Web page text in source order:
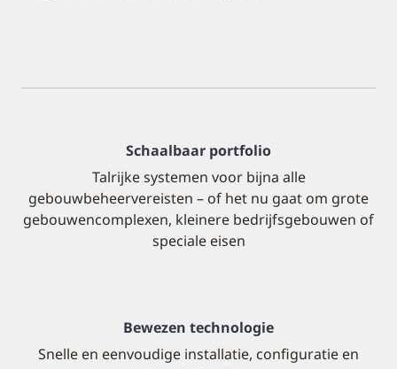
Schaalbaar portfolio
Talrijke systemen voor bijna alle
gebouwbeheervereisten – of het nu gaat om grote
gebouwencomplexen, kleinere bedrijfsgebouwen of
speciale eisen
Bewezen technologie
Snelle en eenvoudige installatie, configuratie en